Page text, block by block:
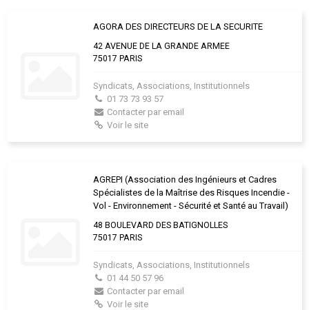
AGORA DES DIRECTEURS DE LA SECURITE
42 AVENUE DE LA GRANDE ARMEE
75017 PARIS
Syndicats, Associations, Institutionnels
01 73 73 93 57
Contacter par email
Voir le site
AGREPI (Association des Ingénieurs et Cadres
Spécialistes de la Maîtrise des Risques Incendie -
Vol - Environnement - Sécurité et Santé au Travail)
48 BOULEVARD DES BATIGNOLLES
75017 PARIS
Syndicats, Associations, Institutionnels
01 44 50 57 96
Contacter par email
Voir le site